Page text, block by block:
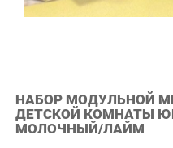
НАБОР МОДУЛЬНОЙ
ДЕТСКОЙ КОМНАТЫ
МОЛОЧНЫЙ/ЛАЙМ